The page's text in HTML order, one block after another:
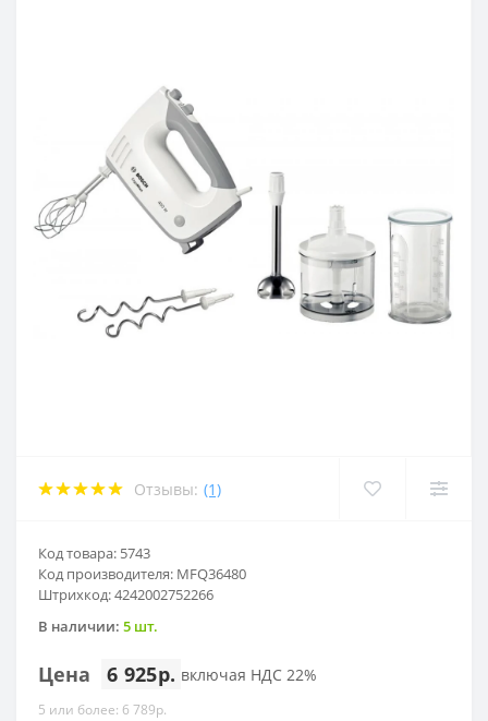
Отзывы: (1)
Код товара: 5743
Код производителя: MFQ36480
Штрихкод: 4242002752266
В наличии: 5 шт.
Цена 6 925р. включая НДС 22%
5 или более: 6 789р.